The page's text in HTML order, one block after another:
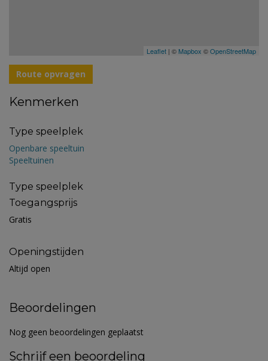
Leaflet | © Mapbox ©OpenStreetMap
Route opvragen
Kenmerken
Type speelplek
Openbare speeltuin
Speeltuinen
Type speelplek
Toegangsprijs
Gratis
Openingstijden
Altijd open
Beoordelingen
Nog geen beoordelingen geplaatst
Schrijf een beoordeling